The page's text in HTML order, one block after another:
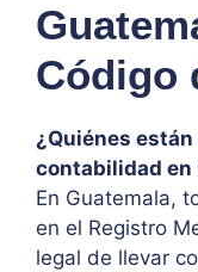
Código
¿Quiénes
contabilidad en
En Guatemala,
en el Registro
legal de llevar